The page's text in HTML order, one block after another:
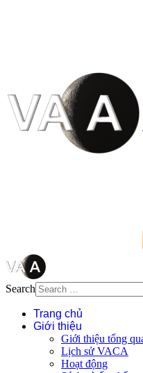
Search
Trang chủ
Giới thiệu
Giới thiệu tổng
Lịch sử VACA
Hoạt động